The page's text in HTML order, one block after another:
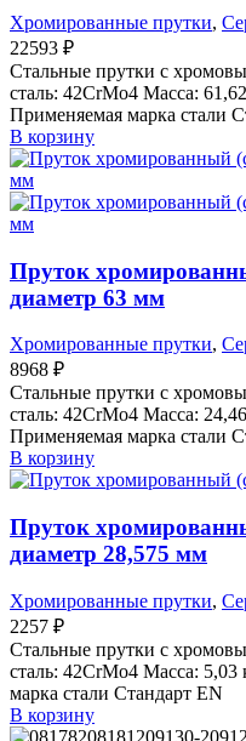
Хромированные прутки,
22593 ₽
Стальные прутки с
сталь: 42CrMo4 Масса:
Применяемая марка стали
В корзину
Пруток
диаметр 63 мм
Хромированные прутки,
8968 ₽
Стальные прутки с
сталь: 42CrMo4 Масса:
Применяемая марка стали
В корзину
Пруток
диаметр 28,575 мм
Хромированные прутки,
2257 ₽
Стальные прутки с
сталь: 42CrMo4 Масса:
марка стали Стандарт EN
В корзину